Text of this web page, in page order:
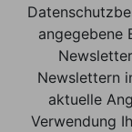
angegebene
Newslettern
aktuelle
Verwendung